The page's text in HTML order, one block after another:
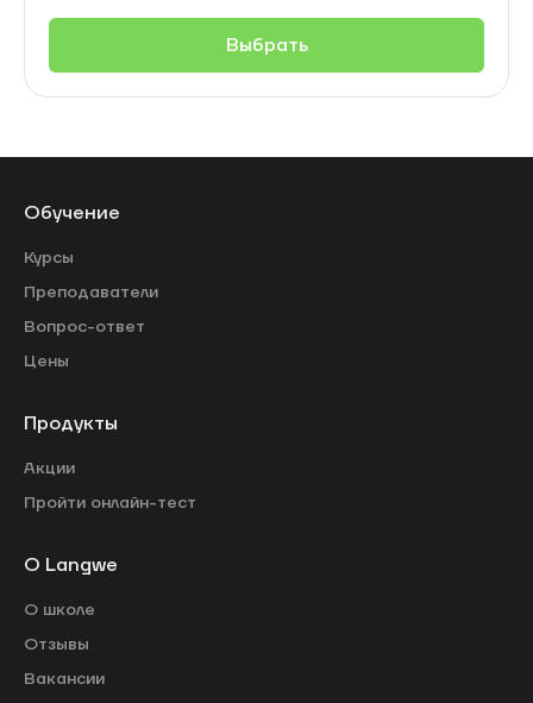
Выбрать
Обучение
Курсы
Преподаватели
Вопрос-ответ
Цены
Продукты
Акции
Пройти онлайн-тест
О Langwe
О школе
Отзывы
Вакансии